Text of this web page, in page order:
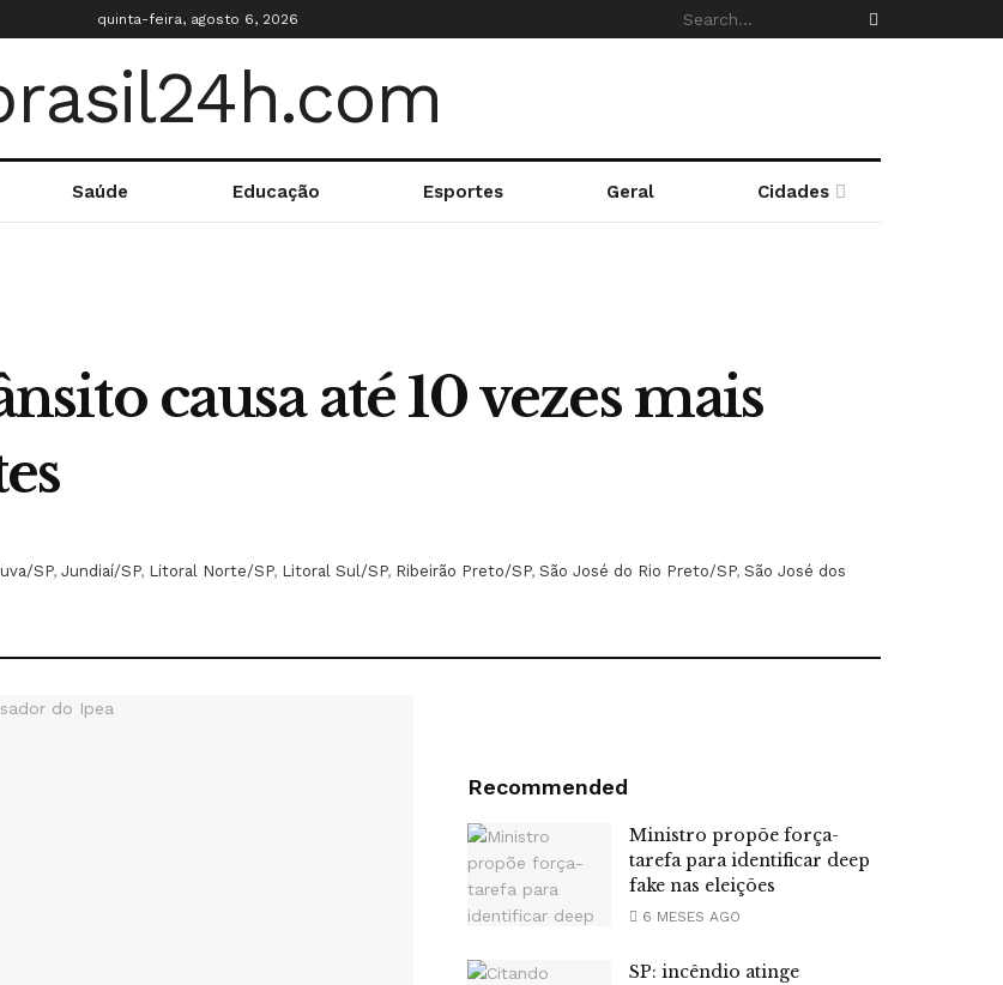
quinta-feira, agosto 6, 2026
Saúde Educação Esportes Geral Cidades
causa até 10 vezes mais
SP, Jundiaí/SP, Litoral Norte/SP, Litoral Sul/SP, Ribeirão Preto/SP, São José do Rio Preto/SP, São José dos
Recommended
Ministro propõe força-
tarefa para identificar deep
fake nas eleições
6 MESES AGO
SP: incêndio atinge